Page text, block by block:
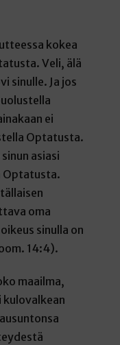
kokea
Veli, älä
sinulle. Ja jos
ei
Optatusta.
asiasi
Optatusta.
oma
sinulla on
14:4).
maailma,
kulovalkean